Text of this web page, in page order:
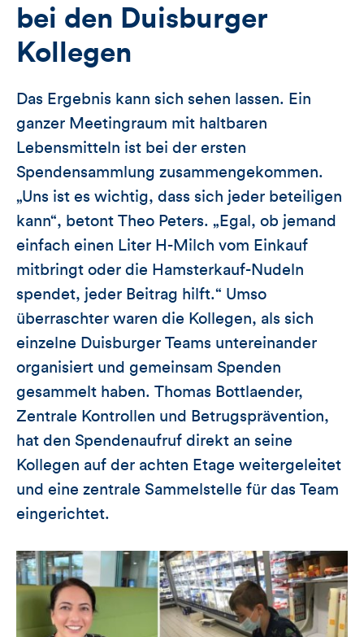
bei den Duisburger
Kollegen
Das Ergebnis kann sich sehen lassen. Ein
ganzer Meetingraum mit haltbaren
Lebensmitteln ist bei der ersten
Spendensammlung zusammengekommen.
„Uns ist es wichtig, dass sich jeder beteiligen
kann“, betont Theo Peters. „Egal, ob jemand
einfach einen Liter H-Milch vom Einkauf
mitbringt oder die Hamsterkauf-Nudeln
spendet, jeder Beitrag hilft.“ Umso
überraschter waren die Kollegen, als sich
einzelne Duisburger Teams untereinander
organisiert und gemeinsam Spenden
gesammelt haben. Thomas Bottlaender,
Zentrale Kontrollen und Betrugsprävention,
hat den Spendenaufruf direkt an seine
Kollegen auf der achten Etage weitergeleitet
und eine zentrale Sammelstelle für das Team
eingerichtet.